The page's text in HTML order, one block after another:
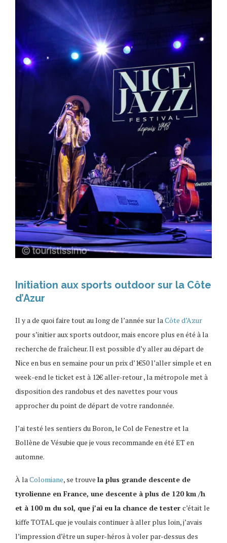
Initiation aux sports outdoor sur la Côte
d’Azur
Il y a de quoi faire tout au long de l’année sur la Côte d’Azur
pour s’initier aux sports outdoor, mais encore plus en été à la
recherche de fraîcheur. Il est possible d’y aller au départ de
Nice en bus en semaine pour un prix d’1€50 l’aller simple et en
week-end le ticket est à 12€ aller-retour , la métropole met à
disposition des randobus et des navettes pour vous
approcher du point de départ de votre randonnée.
J’ai testé les sentiers du Boron, le Col de Fenestre et la
Bollène de Vésubie que je vous recommande en été ET en
automne.
À la Colomiane, se trouve la plus grande descente de
tyrolienne en France, une descente à plus de 120 km /h
et à 100 m du sol, que j’ai eu la chance de tester c’était le
kiffe TOTAL que je voulais continuer à aller plus loin, j’avais
l’impression d’être un super-héros à voler par-dessus des